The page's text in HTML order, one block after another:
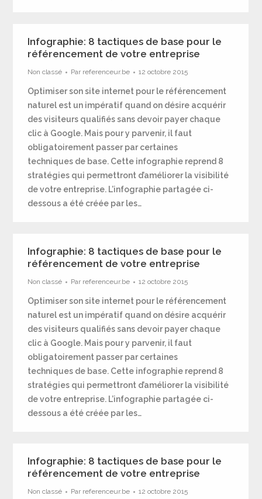
Infographie: 8 tactiques de base pour le
référencement de votre entreprise
Non classé Par referenceur.be 12 octobre 2015
Optimiser son site internet pour le référencement
naturel est un impératif quand on désire acquérir
des visiteurs qualifiés sans devoir payer chaque
clic à Google. Mais pour y parvenir, il faut
obligatoirement passer par certaines
techniques de base. Cette infographie reprend 8
stratégies qui permettront d’améliorer la visibilité
de votre entreprise. L’infographie partagée ci-
dessous a été créée par les…
Infographie: 8 tactiques de base pour le
référencement de votre entreprise
Non classé Par referenceur.be 12 octobre 2015
Optimiser son site internet pour le référencement
naturel est un impératif quand on désire acquérir
des visiteurs qualifiés sans devoir payer chaque
clic à Google. Mais pour y parvenir, il faut
obligatoirement passer par certaines
techniques de base. Cette infographie reprend 8
stratégies qui permettront d’améliorer la visibilité
de votre entreprise. L’infographie partagée ci-
dessous a été créée par les…
Infographie: 8 tactiques de base pour le
référencement de votre entreprise
Non classé Par referenceur.be 12 octobre 2015